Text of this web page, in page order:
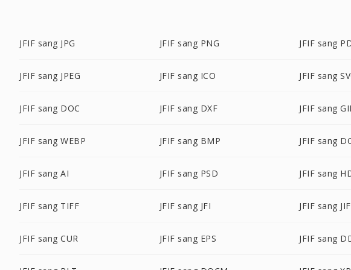
JFIF sang JPG JFIF sang PNG JFIF sang
JFIF sang JPEG JFIF sang ICO JFIF sang
JFIF sang DOC JFIF sang DXF JFIF sang
JFIF sang WEBP JFIF sang BMP JFIF sang
JFIF sang AI JFIF sang PSD JFIF sang
JFIF sang TIFF JFIF sang JFI JFIF sang JIF
JFIF sang CUR JFIF sang EPS JFIF sang